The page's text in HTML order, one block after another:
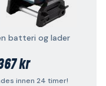
batteri og lader
kr
innen 24 timer!